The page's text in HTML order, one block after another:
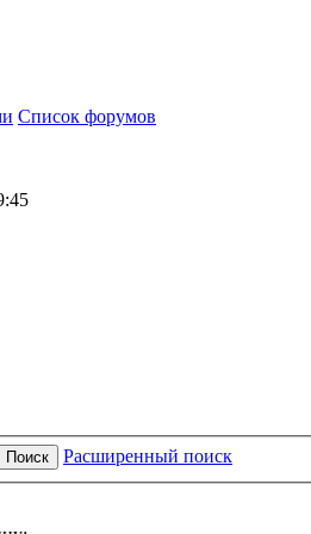
Список форумов
Поиск
Расширенный поиск